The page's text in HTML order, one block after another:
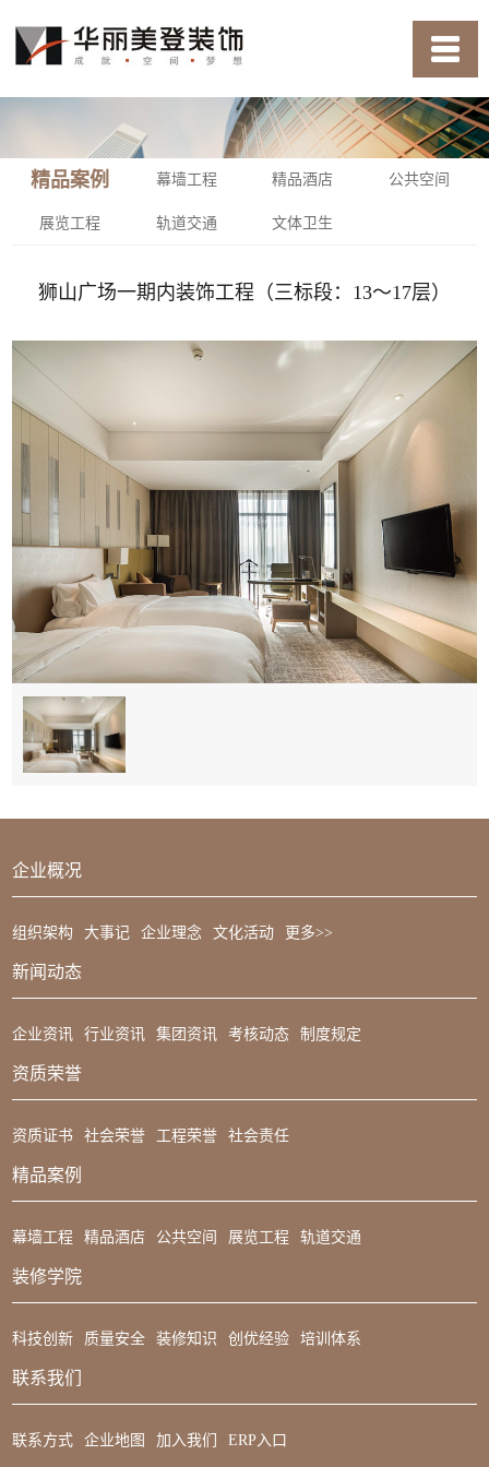
精品案例 幕墙工程 精品酒店 公共空间
展览工程 轨道交通 文体卫生
狮山广场一期内装饰工程（三标段：13～17层）
企业概况
组织架构 大事记 企业理念 文化活动 更多>>
新闻动态
企业资讯 行业资讯 集团资讯 考核动态 制度规定
资质荣誉
资质证书 社会荣誉 工程荣誉 社会责任
精品案例
幕墙工程 精品酒店 公共空间 展览工程 轨道交通
装修学院
科技创新 质量安全 装修知识 创优经验 培训体系
联系我们
联系方式 企业地图 加入我们 ERP入口